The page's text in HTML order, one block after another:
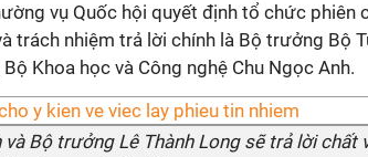
vụ Quốc hội quyết định tổ chức phiên
trách nhiệm trả lời chính là Bộ trưởng Bộ
Khoa học và Công nghệ Chu Ngọc Anh.
Bộ trưởng Lê Thành Long sẽ trả lời chất